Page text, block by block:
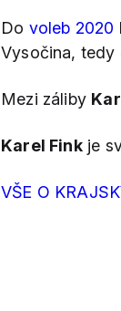
Do voleb 2020
Vysočina, tedy
Mezi záliby
Karel Finkje
VŠE O